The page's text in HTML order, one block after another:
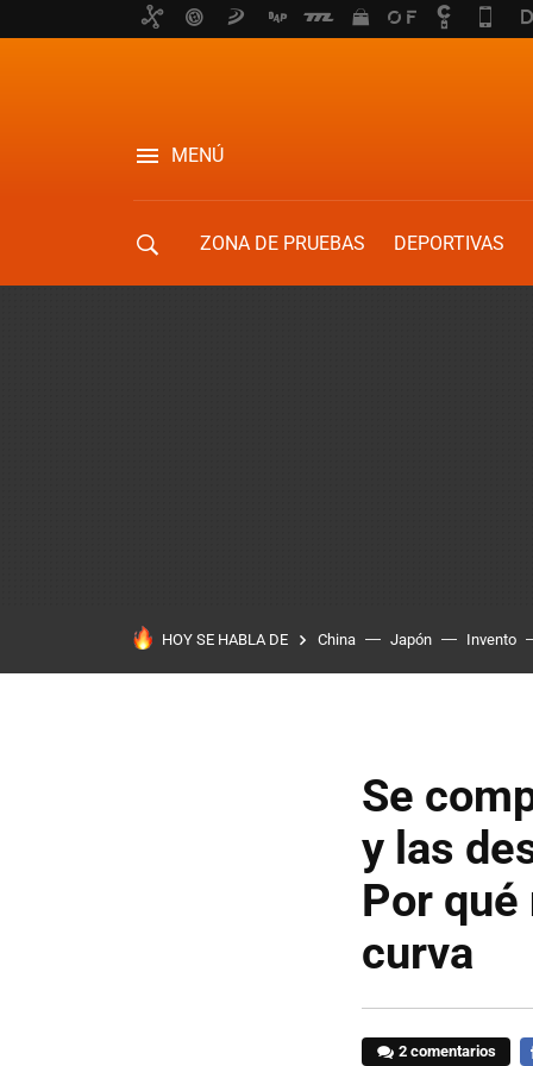
MENÚ
ZONA DE PRUEBAS
DEPORTIVAS
HOY SE HABLA DE China Japón Invento
Se
y las
Por qué
curva
2 comentarios